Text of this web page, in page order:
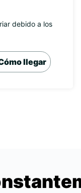
debido a los
llegar